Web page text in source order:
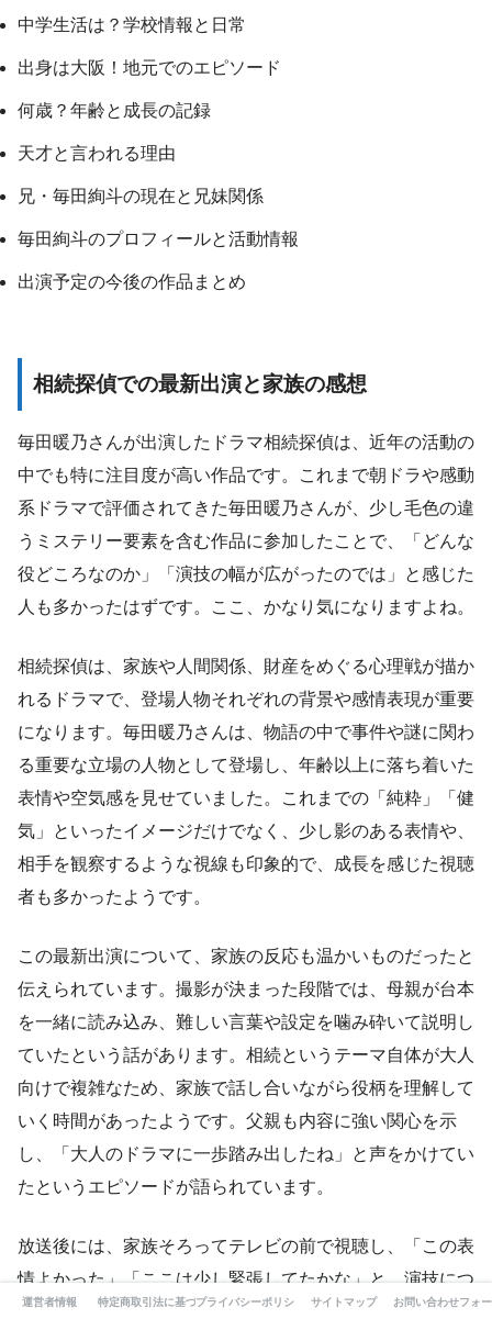
中学生活は？学校情報と日常
出身は大阪！地元でのエピソード
何歳？年齢と成長の記録
天才と言われる理由
兄・毎田絢斗の現在と兄妹関係
毎田絢斗のプロフィールと活動情報
出演予定の今後の作品まとめ
相続探偵での最新出演と家族の感想
毎田暖乃さんが出演したドラマ相続探偵は、近年の活動の
中でも特に注目度が高い作品です。これまで朝ドラや感動
系ドラマで評価されてきた毎田暖乃さんが、少し毛色の違
うミステリー要素を含む作品に参加したことで、「どんな
役どころなのか」「演技の幅が広がったのでは」と感じた
人も多かったはずです。ここ、かなり気になりますよね。
相続探偵は、家族や人間関係、財産をめぐる心理戦が描か
れるドラマで、登場人物それぞれの背景や感情表現が重要
になります。毎田暖乃さんは、物語の中で事件や謎に関わ
る重要な立場の人物として登場し、年齢以上に落ち着いた
表情や空気感を見せていました。これまでの「純粋」「健
気」といったイメージだけでなく、少し影のある表情や、
相手を観察するような視線も印象的で、成長を感じた視聴
者も多かったようです。
この最新出演について、家族の反応も温かいものだったと
伝えられています。撮影が決まった段階では、母親が台本
を一緒に読み込み、難しい言葉や設定を噛み砕いて説明し
ていたという話があります。相続というテーマ自体が大人
向けで複雑なため、家族で話し合いながら役柄を理解して
いく時間があったようです。父親も内容に強い関心を示
し、「大人のドラマに一歩踏み出したね」と声をかけてい
たというエピソードが語られています。
放送後には、家族そろってテレビの前で視聴し、「この表
情よかった」「ここは少し緊張してたかな」と、演技につ
いて感想を伝え合う時間を持っていたとも言われていま
運営者情報 特定商取引法に基づく表記プライバシーポリシー サイトマップ お問い合わせフォ